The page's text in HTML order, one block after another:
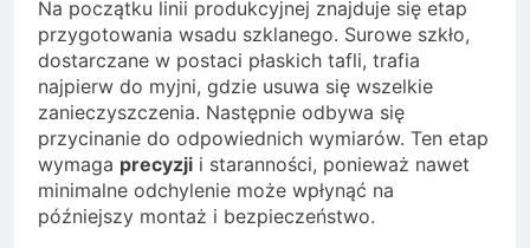
Na początku linii produkcyjnej znajduje się etap
przygotowania wsadu szklanego. Surowe szkło,
dostarczane w postaci płaskich tafli, trafia
najpierw do myjni, gdzie usuwa się wszelkie
zanieczyszczenia. Następnie odbywa się
przycinanie do odpowiednich wymiarów. Ten etap
wymaga precyzji i staranności, ponieważ nawet
minimalne odchylenie może wpłynąć na
późniejszy montaż i bezpieczeństwo.